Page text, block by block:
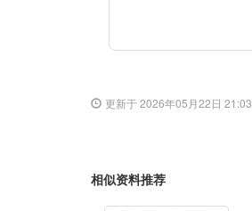
更新于 2026年05月22日 21:03
相似资料推荐